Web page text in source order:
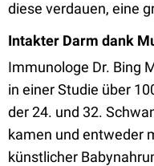
diese verdauen, eine
Intakter Darm dank
Immunologe Dr. Bing
in einer Studie über
der 24. und 32.
kamen und entweder
künstlicher